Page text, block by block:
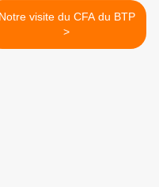
Notre visite du CFA du BTP
>